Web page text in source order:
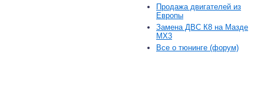
Продажа двигателей из
Европы
Замена ДВС К8 на Мазде
MX3
Все о тюнинге (форум)